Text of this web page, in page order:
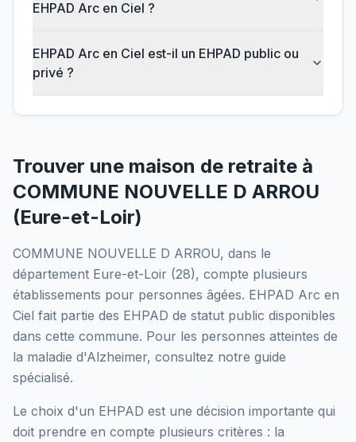
EHPAD Arc en Ciel ?
EHPAD Arc en Ciel est-il un EHPAD public ou
privé ?
Trouver une maison de retraite à
COMMUNE NOUVELLE D ARROU
(Eure-et-Loir)
COMMUNE NOUVELLE D ARROU, dans le
département Eure-et-Loir (28), compte plusieurs
établissements pour personnes âgées. EHPAD Arc en
Ciel fait partie des EHPAD de statut public disponibles
dans cette commune. Pour les personnes atteintes de
la maladie d'Alzheimer, consultez notre guide
spécialisé.
Le choix d'un EHPAD est une décision importante qui
doit prendre en compte plusieurs critères : la